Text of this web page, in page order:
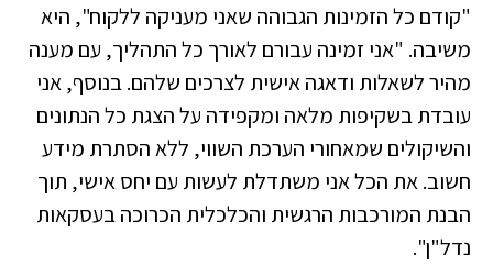
"קודם כל הזמינות הגבוהה שאני מעניקה ללקוח", היא
משיבה. "אני זמינה עבורם לאורך כל התהליך, עם מענה
מהיר לשאלות ודאגה אישית לצרכים שלהם. בנוסף, אני
עובדת בשקיפות מלאה ומקפידה על הצגת כל הנתונים
והשיקולים שמאחורי הערכת השווי, ללא הסתרת מידע
חשוב. את הכל אני משתדלת לעשות עם יחס אישי, תוך
הבנת המורכבות הרגשית והכלכלית הכרוכה בעסקאות
נדל"ן".